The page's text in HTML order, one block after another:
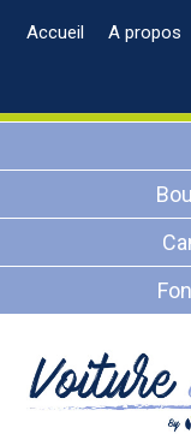
Accueil A propos